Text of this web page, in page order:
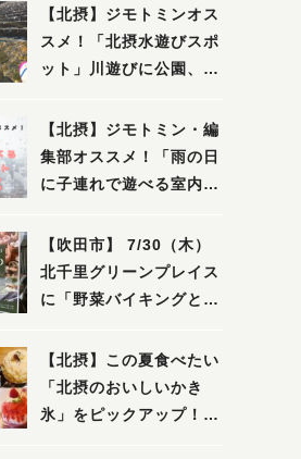
【北摂】ジモトミンオス
スメ！「北摂水遊びスポ
ット」川遊びに公園、プ
吹田・茨木・高槻）
【北摂】ジモトミン・編
集部オススメ！「雨の日
に子連れで遊べる室内ス
箕面・吹田・豊中・茨
木・池田）
【吹田市】 7/30（木）
北千里グリーンプレイス
に「野菜バイキングと飲
里店」がオープン予定！
【北摂】この夏食べたい
「北摂のおいしいかき
氷」をピックアップ！